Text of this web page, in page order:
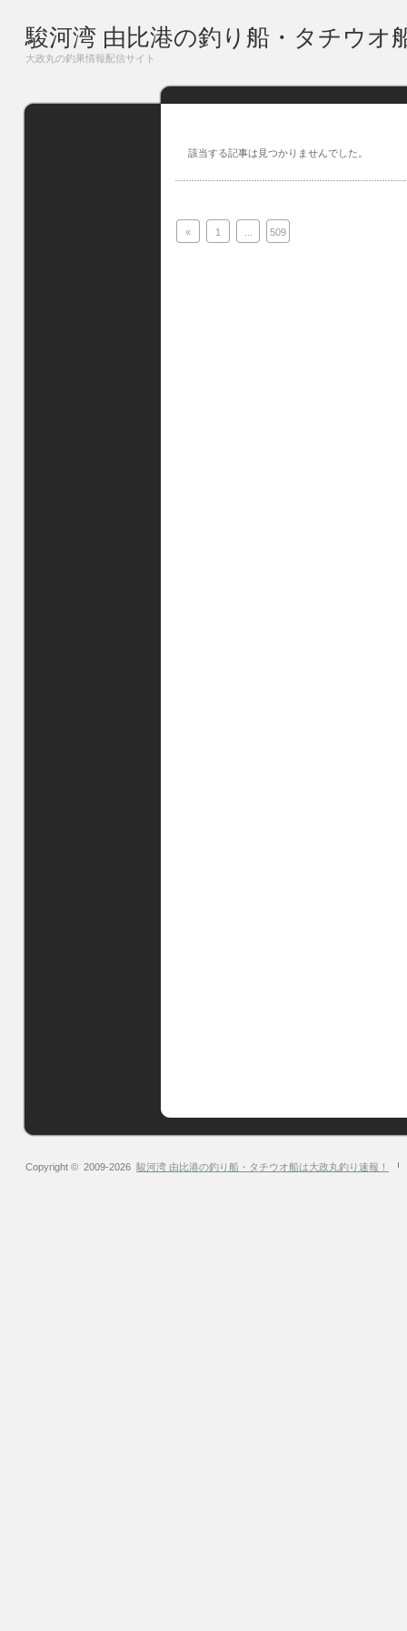
駿河湾 由比港の釣り船・タチウオ
大政丸の釣果情報配信サイト
該当する記事は見つかりませんでした。
« 1 509
Copyright © 2009-2026 駿河湾 由比港の釣り船・タチウオ船は大政丸釣り速報！